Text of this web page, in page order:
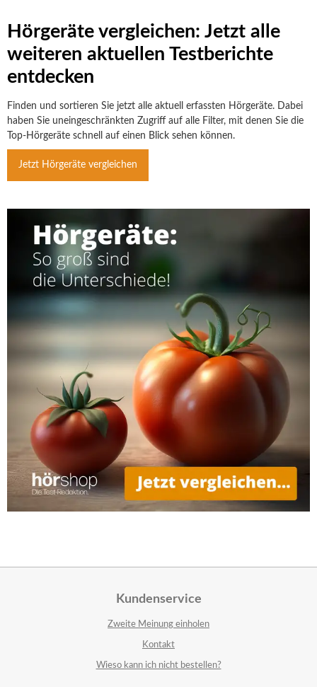
Hörgeräte vergleichen: Jetzt alle
weiteren aktuellen Testberichte
entdecken
Finden und sortieren Sie jetzt alle aktuell erfassten Hörgeräte. Dabei
haben Sie uneingeschränkten Zugriff auf alle Filter, mit denen Sie die
Top-Hörgeräte schnell auf einen Blick sehen können.
Jetzt Hörgeräte vergleichen
Kundenservice
Zweite Meinung einholen
Kontakt
Wieso kann ich nicht bestellen?